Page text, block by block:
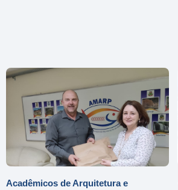
Acadêmicos de Arquitetura e